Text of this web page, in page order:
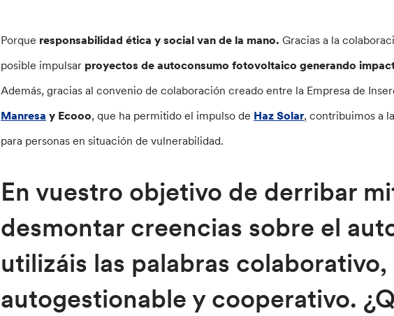
Porque responsabilidad ética y social van de la mano. Gracias a la
posible impulsar proyectos de autoconsumo fotovoltaico generando
Además, gracias al convenio de colaboración creado entre la Empresa de
Manresa y Ecooo, que ha permitido el impulso de Haz Solar, contribuimos a
para personas en situación de vulnerabilidad.
En vuestro objetivo de derribar
desmontar creencias sobre el
utilizáis las palabras colaborativo,
autogestionable y cooperativo.